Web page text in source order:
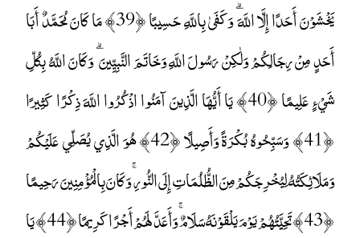
يَخْشَوْنَ أَحَدًا إِلَّا اللَّهَ ۗ وَكَفَىٰ بِاللَّهِ حَسِيبًا ﴿39﴾ مَا كَانَ مُحَمَّدٌ أَبَا
أَحَدٍ مِنْ رِجَالِكُمْ وَلَٰكِنْ رَسُولَ اللَّهِ وَخَاتَمَ النَّبِيِّينَ ۗ وَكَانَ اللَّهُ بِكُلِّ
شَيْءٍ عَلِيمًا ﴿40﴾ يَا أَيُّهَا الَّذِينَ آمَنُوا اذْكُرُوا اللَّهَ ذِكْرًا كَثِيرًا
﴿41﴾ وَسَبِّحُوهُ بُكْرَةً وَأَصِيلًا ﴿42﴾ هُوَ الَّذِي يُصَلِّي عَلَيْكُمْ
وَمَلَائِكَتُهُ لِيُخْرِجَكُمْ مِنَ الظُّلُمَاتِ إِلَى النُّورِ ۚ وَكَانَ بِالْمُؤْمِنِينَ رَحِيمًا
﴿43﴾ تَحِيَّتُهُمْ يَوْمَ يَلْقَوْنَهُ سَلَامٌ ۚ وَأَعَدَّ لَهُمْ أَجْرًا كَرِيمًا ﴿44﴾ يَا